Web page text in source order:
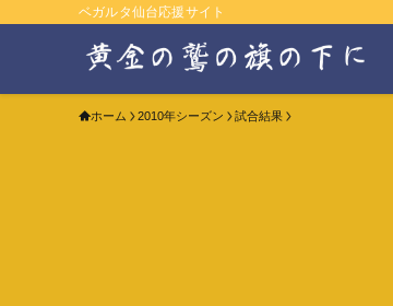
ベガルタ仙台応援サイト
ホーム 2010年シーズン 試合結果